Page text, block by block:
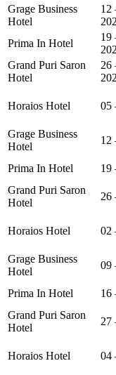
Grage Business
Hotel
12
Prima In Hotel
19
Grand Puri Saron
Hotel
26
Horaios Hotel 05
Grage Business
Hotel
12
Prima In Hotel
19
Grand Puri Saron
Hotel
26
Horaios Hotel 02
Grage Business
Hotel
09
Prima In Hotel
16
Grand Puri Saron
Hotel
27
Horaios Hotel 04